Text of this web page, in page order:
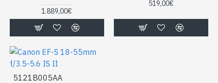
1.889,00€
519,00€
5121B005AA